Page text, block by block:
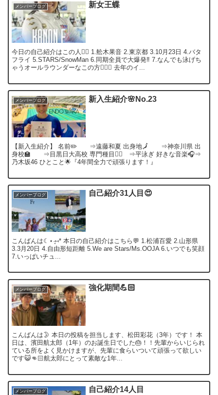
メンバーブログ 新女王蝶
今日の自己紹介はこの人🙋‍♀️ 1.舩木果音 2.東京都 3.10月23日 4.バタ
フライ 5.STARS/SnowMan 6.同期全員で大爆発‼︎ 7.なんでも泳げち
ゃうオールラウンダーなこの方🏊‍♀️🍠 去年のイ...
メンバーブログ 新入生紹介🌸No.23
【新入生紹介】 名前✏️ ⇒遠藤和夏 出身地🗾 ⇒神奈川県 出
身校🏫 ⇒目黒日大高校 専門種目🏊‍♂️ ⇒平泳ぎ 好きな音楽🎧⇒
乃木坂46 ひとこと🌟『4年間全力で頑張ります！』
メンバーブログ 自己紹介31人目😍
こんばんは☾⋆·̩͙⑅* 本日の自己紹介はこちら💬 1.松浦百愛 2.山形県
3.3月20日 4.自由形短距離 5.We are Stars/Ms.OOJA 6.いつでも笑顔
7.いっぱいチュ...
メンバーブログ 強化期間💪🏻
こんばんは🌛 本日の投稿を担当します、松田彩花（3年）です！ 本
日は、濱田航太郎（1年）のお誕生日でした🎂！！先輩からいじられ
ている所をよく見かけますが、先輩に食らいついて頑張って欲しい
です😺👊🏻航太郎にとって素敵な1年...
メンバーブログ 自己紹介14人目